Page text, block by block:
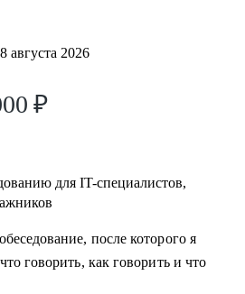
не драйвит
project менеджмента, строить
8 августа 2026
₽
после которого я
говорить, как говорить и что